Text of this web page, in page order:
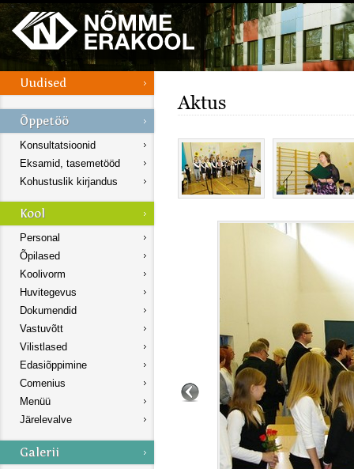
Konsultatsioonid
Eksamid, tasemetööd
Kohustuslik kirjandus
Personal
Õpilased
Koolivorm
Huvitegevus
Dokumendid
Vastuvõtt
Vilistlased
Edasiõppimine
Comenius
Menüü
Järelevalve
Aktus